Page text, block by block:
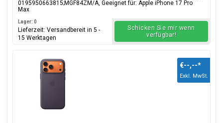
0195950663815;MGF84ZM/A, Geeignet für: Apple iPhone 17 Pro
Max
Lager: 0
Lieferzeit: Versandbereit in 5 -
15 Werktagen
Schicken Sie mir wenn
verfügbar!
€--,--*
Exkl. MwSt.